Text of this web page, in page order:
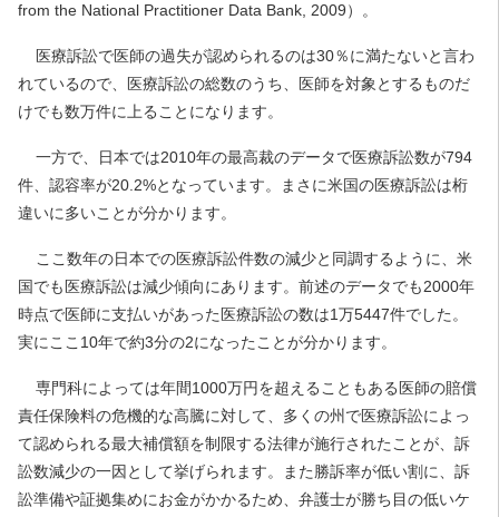
from the National Practitioner Data Bank, 2009）。
医療訴訟で医師の過失が認められるのは30％に満たないと言わ
れているので、医療訴訟の総数のうち、医師を対象とするものだ
けでも数万件に上ることになります。
一方で、日本では2010年の最高裁のデータで医療訴訟数が794
件、認容率が20.2%となっています。まさに米国の医療訴訟は桁
違いに多いことが分かります。
ここ数年の日本での医療訴訟件数の減少と同調するように、米
国でも医療訴訟は減少傾向にあります。前述のデータでも2000年
時点で医師に支払いがあった医療訴訟の数は1万5447件でした。
実にここ10年で約3分の2になったことが分かります。
専門科によっては年間1000万円を超えることもある医師の賠償
責任保険料の危機的な高騰に対して、多くの州で医療訴訟によっ
て認められる最大補償額を制限する法律が施行されたことが、訴
訟数減少の一因として挙げられます。また勝訴率が低い割に、訴
訟準備や証拠集めにお金がかかるため、弁護士が勝ち目の低いケ